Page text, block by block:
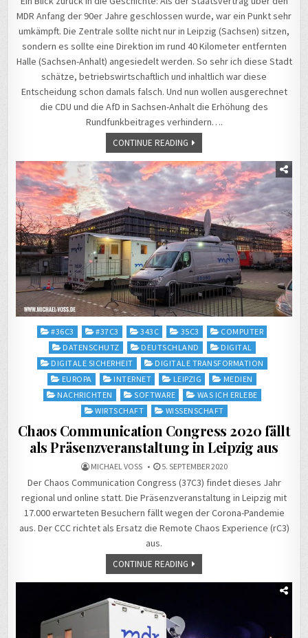
MDR Anfang der 90er Jahre geschlossen wurde, war ein Punkt sehr
umkämpft. Die Zentrale sollte nicht nur in Leipzig (Sachsen) sitzen,
sondern es sollte eine Direktion im rund 40 Kilometer entfernten
Halle (Sachsen-Anhalt) angesiedelt werden. So sehr ich diese Stadt
schätze, betriebswirtschaftlich und inhaltlich war diese
Entscheidung schon damals falsch. Und nun wollen ausgerechnet
die CDU und die AfD in Sachsen-Anhalt die Erhöhung des
Rundfunkbeitrages verhindern….
CONTINUE READING
Posted
#36C3 #37C3 343C 35C3
COMPUTER
DATENSCHUTZ
DEUTSCHLAND
DIGITAL
DIGITALE SICHERHEIT
DIGITALE TRANSFORMATION
EUROPA
INTERNET LEIPZIG
MEDIEN
NACHRICHTEN
SOFTWARE
WAS ICH ERLEBE
WIRTSCHAFT
WISSENSCHAFT
Chaos Communication Congress 2020 fällt
als Präsenzveranstaltung in Leipzig aus
MICHAEL VOSS 5. SEPTEMBER 2020
Der Chaos Communication Congress (37C3) findet dieses Jahr
regional und online statt. Die Präsenzveranstaltung in Leipzig mit
17.000 erwarteten Besuchern fällt wegen der Corona-Pandemie
aus. Der CCC richtet als Ersatz die Remote Chaos Experience (rC3)
aus.
CONTINUE READING